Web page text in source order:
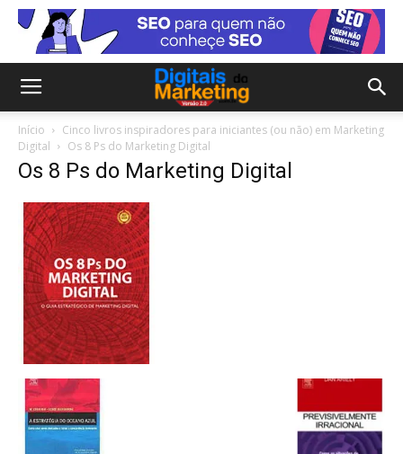
Início
Cinco livros inspiradores para iniciantes (ou não) em Marketing
Digital
Os 8 Ps do Marketing Digital
Os 8 Ps do Marketing Digital